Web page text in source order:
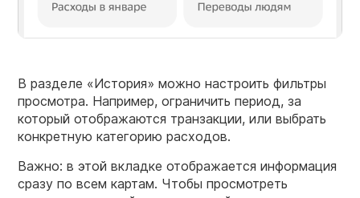
В разделе «История» можно настроить фильтры
просмотра. Например, ограничить период, за
который отображаются транзакции, или выбрать
конкретную категорию расходов.
Важно: в этой вкладке отображается информация
сразу по всем картам. Чтобы просмотреть